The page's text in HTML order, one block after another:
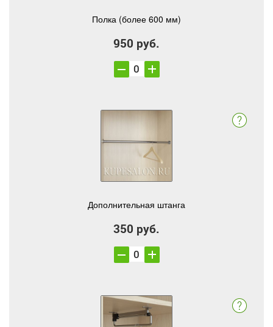
Полка (более 600 мм)
950 руб.
Дополнительная штанга
350 руб.